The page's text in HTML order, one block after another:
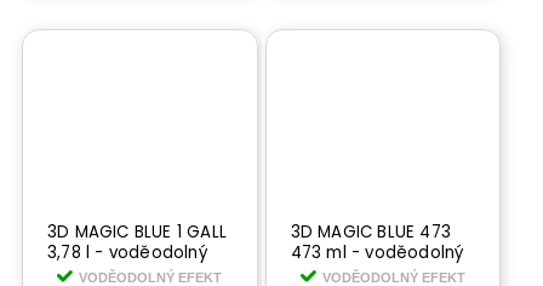
3D MAGIC BLUE 1 GALL
3,78 l - voděodolný
lesk na pneumatiky
VODĚODOLNÝ EFEKT
3D MAGIC BLUE 473
473 ml - voděodolný
lesk na pneumatiky
VODĚODOLNÝ EFEKT